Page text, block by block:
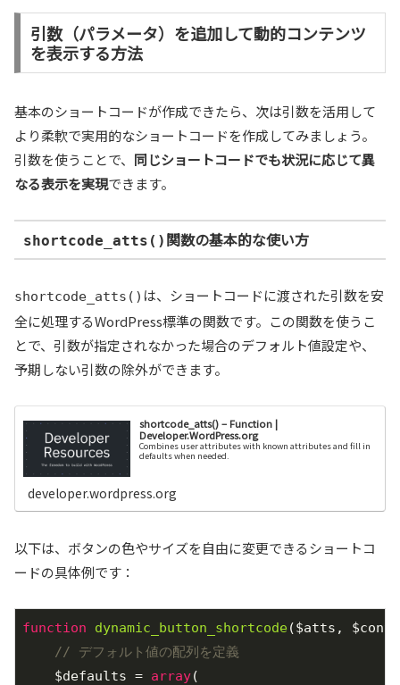
引数（パラメータ）を追加して動的コンテンツ
を表示する方法
基本のショートコードが作成できたら、次は引数を活用して
より柔軟で実用的なショートコードを作成してみましょう。
引数を使うことで、 同じショートコードでも状況に応じて異
なる表示を実現できます。
shortcode_atts() 関数の基本的な使い方
shortcode_atts() は、ショートコードに渡された引数を安
全に処理するWordPress標準の関数です。この関数を使うこ
とで、引数が指定されなかった場合のデフォルト値設定や、
予期しない引数の除外ができます。
shortcode_atts() – Function |
Developer.WordPress.org
Combines user attributes with known attributes and fill in
defaults when needed.
developer.wordpress.org
以下は、ボタンの色やサイズを自由に変更できるショートコ
ードの具体例です：
function dynamic_button_shortcode($atts,
// デフォルト値の配列を定義
    $defaults =
array(